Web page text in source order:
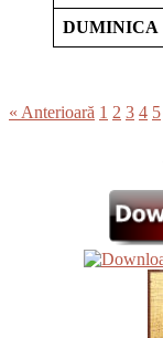
DUMINICA
« Anterioară 1 2 3 4 5